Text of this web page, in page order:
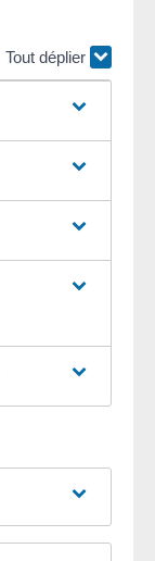
Tout déplier